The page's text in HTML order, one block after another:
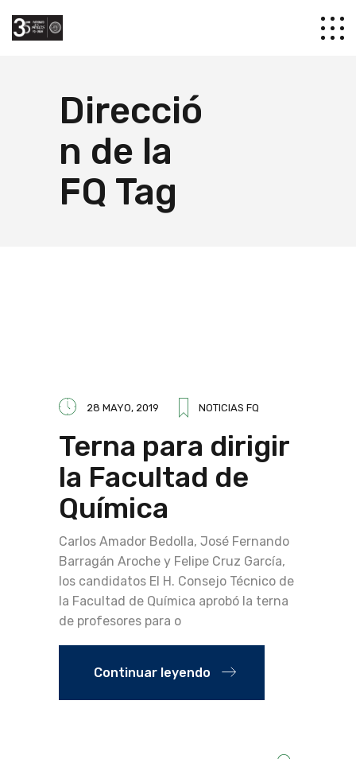
Direcció
n de la
FQ Tag
28 MAYO, 2019 NOTICIAS FQ
Terna para dirigir
la Facultad de
Química
Carlos Amador Bedolla, José Fernando
Barragán Aroche y Felipe Cruz García,
los candidatos El H. Consejo Técnico de
la Facultad de Química aprobó la terna
de profesores para o
Continuar leyendo